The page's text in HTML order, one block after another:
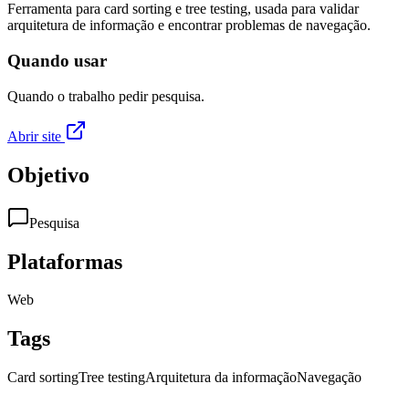
Ferramenta para card sorting e tree testing, usada para validar
arquitetura de informação e encontrar problemas de navegação.
Quando usar
Quando o trabalho pedir pesquisa.
Abrir site
Objetivo
Pesquisa
Plataformas
Web
Tags
Card sortingTree testingArquitetura da informaçãoNavegação